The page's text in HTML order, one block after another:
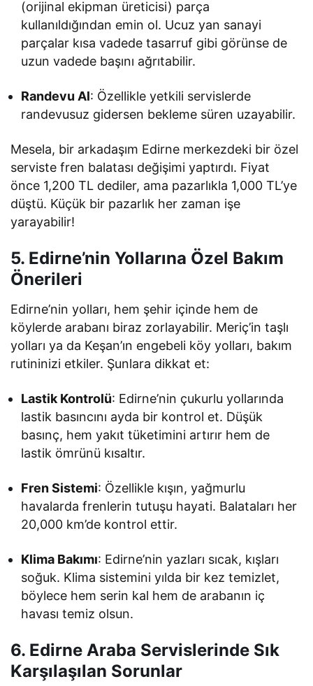
(orijinal ekipman üreticisi) parça
kullanıldığından emin ol. Ucuz yan sanayi
parçalar kısa vadede tasarruf gibi görünse de
uzun vadede başını ağrıtabilir.
Randevu Al: Özellikle yetkili servislerde
randevusuz gidersen bekleme süren uzayabilir.
Mesela, bir arkadaşım Edirne merkezdeki bir özel
serviste fren balatası değişimi yaptırdı. Fiyat
önce 1,200 TL dediler, ama pazarlıkla 1,000 TL’ye
düştü. Küçük bir pazarlık her zaman işe
yarayabilir!
5. Edirne’nin Yollarına Özel Bakım
Önerileri
Edirne’nin yolları, hem şehir içinde hem de
köylerde arabanı biraz zorlayabilir. Meriç’in taşlı
yolları ya da Keşan’ın engebeli köy yolları, bakım
rutininizi etkiler. Şunlara dikkat et:
Lastik Kontrolü: Edirne’nin çukurlu yollarında
lastik basıncını ayda bir kontrol et. Düşük
basınç, hem yakıt tüketimini artırır hem de
lastik ömrünü kısaltır.
Fren Sistemi: Özellikle kışın, yağmurlu
havalarda frenlerin tutuşu hayati. Balataları her
20,000 km’de kontrol ettir.
Klima Bakımı: Edirne’nin yazları sıcak, kışları
soğuk. Klima sistemini yılda bir kez temizlet,
böylece hem serin kal hem de arabanın iç
havası temiz olsun.
6. Edirne Araba Servislerinde Sık
Karşılaşılan Sorunlar